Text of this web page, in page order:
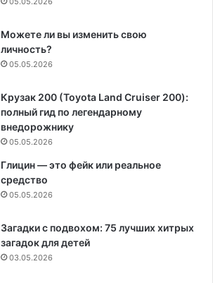
Можете ли вы изменить свою
личность?
05.05.2026
Крузак 200 (Toyota Land Cruiser 200):
полный гид по легендарному
внедорожнику
05.05.2026
Глицин — это фейк или реальное
средство
05.05.2026
Загадки с подвохом: 75 лучших хитрых
загадок для детей
03.05.2026